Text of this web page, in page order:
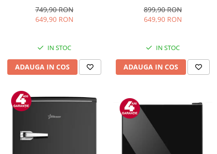
Compartiment gheata, H 85
cm, Inox
749,90 RON
649,90 RON
IN STOC
ADAUGA IN COS
Control touch, Iluminare LED,
Clasa A+, 60cm, Negru + Sticla
899,90 RON
649,90 RON
IN STOC
ADAUGA IN COS